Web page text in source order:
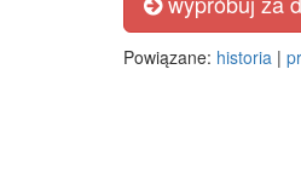
Powiązane: historia |